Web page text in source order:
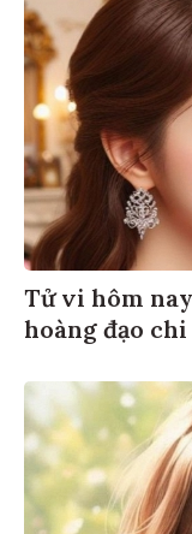
Tử vi hôm
hoàng đạo